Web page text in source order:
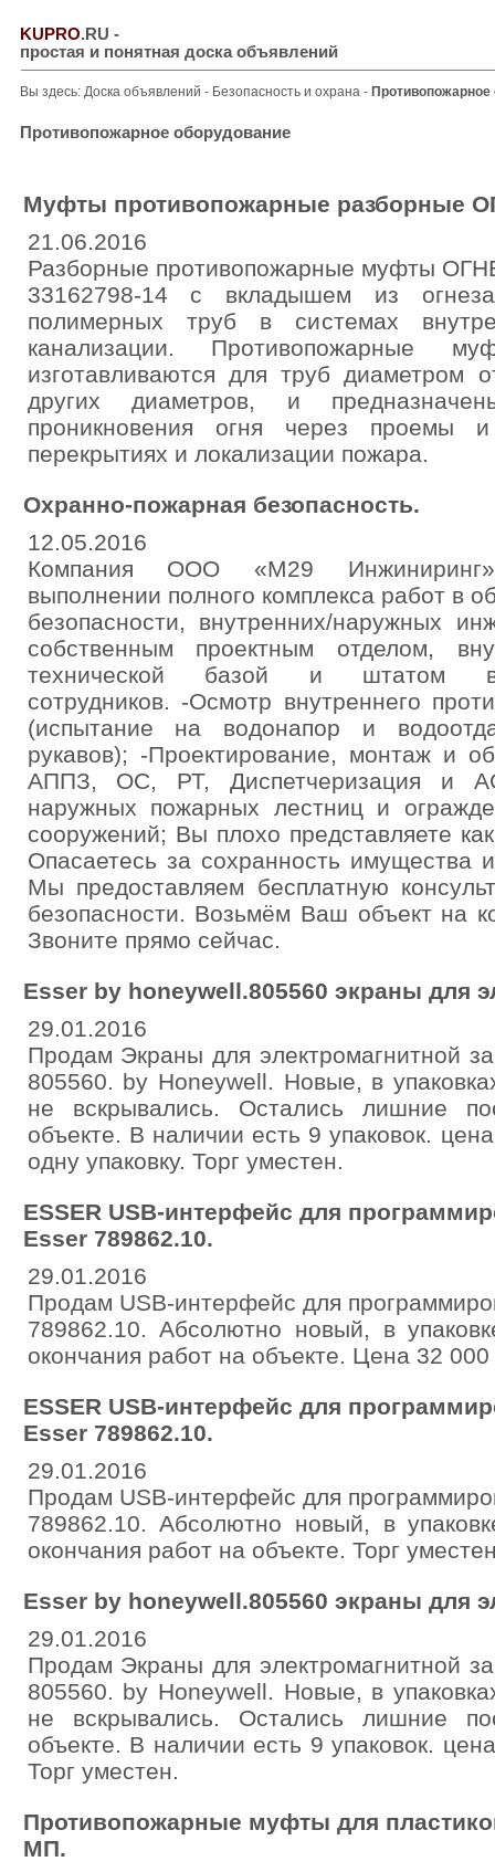
KUPRO.RU -
простая и понятная доска объявлений
Вы здесь: Доска объявлений - Безопасность и охрана - Противопожарное
Противопожарное оборудование
Муфты противопожарные разборные
21.06.2016
Разборные противопожарные муфты
33162798-14 с вкладышем из
полимерных труб в системах
канализации. Противопожарные
изготавливаются для труб
других диаметров, и
проникновения огня через проемы
перекрытиях и локализации пожара.
Охранно-пожарная безопасность.
12.05.2016
Компания ООО «М29 Инжиниринг»
выполнении полного комплекса работ в
безопасности, внутренних/наружных
собственным проектным отделом,
технической базой и штатом
сотрудников. -Осмотр внутреннего
(испытание на водонапор и
рукавов); -Проектирование, монтаж и
АППЗ, ОС, РТ, Диспетчеризация и
наружных пожарных лестниц и
сооружений; Вы плохо представляете
Опасаетесь за сохранность имущества
Мы предоставляем бесплатную
безопасности. Возьмём Ваш объект на
Звоните прямо сейчас.
Esser by honeywell.805560 экраны для
29.01.2016
Продам Экраны для электромагнитной
805560. by Honeywell. Новые, в
не вскрывались. Остались лишние
объекте. В наличии есть 9 упаковок.
одну упаковку. Торг уместен.
ESSER USB-интерфейс для
Esser 789862.10.
29.01.2016
Продам USB-интерфейс для
789862.10. Абсолютно новый, в
окончания работ на объекте. Цена 32
ESSER USB-интерфейс для
Esser 789862.10.
29.01.2016
Продам USB-интерфейс для
789862.10. Абсолютно новый, в
окончания работ на объекте. Торг
Esser by honeywell.805560 экраны для
29.01.2016
Продам Экраны для электромагнитной
805560. by Honeywell. Новые, в
не вскрывались. Остались лишние
объекте. В наличии есть 9 упаковок.
Торг уместен.
Противопожарные муфты для
МП.